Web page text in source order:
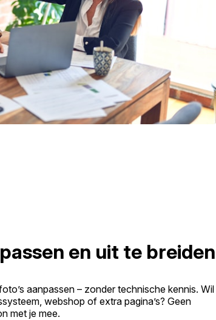
en uit te breiden
aanpassen – zonder technische kennis. Wil
webshop of extra pagina’s? Geen
met je mee.